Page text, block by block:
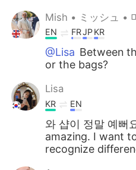
Mish • ミッシュ •
EN FRJPKR
@Lisa Between
or the bags?
Lisa
KR EN
와 샵이 정말 예
amazing. I want
recognize